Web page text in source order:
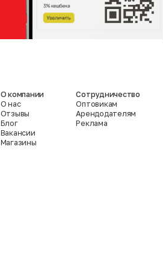
О компании
О нас
Отзывы
Блог
Вакансии
Магазины
Сотрудничество
Оптовикам
Арендодателям
Реклама